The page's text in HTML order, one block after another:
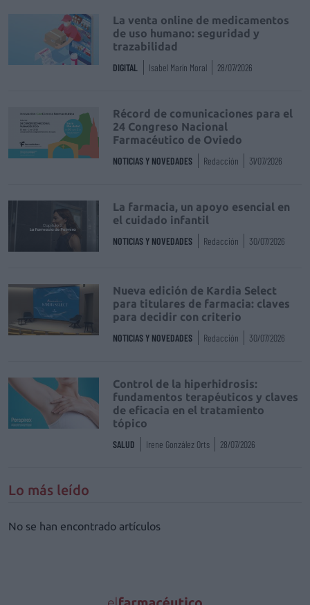
La venta online de medicamentos
de uso humano: seguridad y
trazabilidad
DIGITAL Isabel Marín Moral 28/07/2026
Récord de comunicaciones para el
24 Congreso Nacional
Farmacéutico de Oviedo
NOTICIAS Y NOVEDADES Redacción 31/07/2026
La farmacia, un apoyo esencial en
el cuidado infantil
NOTICIAS Y NOVEDADES Redacción 30/07/2026
Nueva edición de Kardia Select
para titulares de farmacia: claves
para decidir con criterio
NOTICIAS Y NOVEDADES Redacción 30/07/2026
Control de la hiperhidrosis:
fundamentos terapéuticos y claves
de eficacia en el tratamiento
tópico
SALUD Irene González Orts 28/07/2026
Lo más leído
No se han encontrado artículos